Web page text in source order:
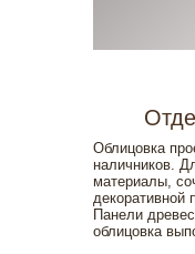
Облицовка
наличников.
материалы,
декоративной
Панели
облицовка